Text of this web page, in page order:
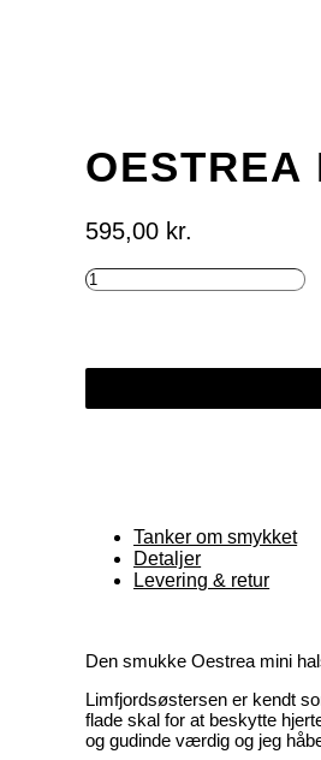
595,00 kr.
OESTREA
ANTAL
Tanker om smykket
Detaljer
Levering & retur
Den smukke Oestrea mini
Limfjordsøstersen er kendt
flade skal for at beskytte
og gudinde værdig og jeg